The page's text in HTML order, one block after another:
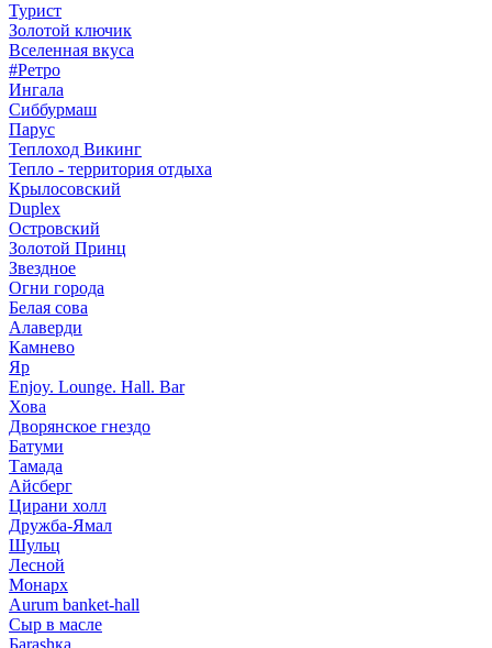
Турист
Золотой ключик
Вселенная вкуса
#Ретро
Ингала
Сиббурмаш
Парус
Теплоход Викинг
Тепло - территория отдыха
Крылосовский
Duplex
Островский
Золотой Принц
Звездное
Огни города
Белая сова
Алаверди
Камнево
Яр
Enjoy. Lounge. Hall. Bar
Хова
Дворянское гнездо
Батуми
Тамада
Айсберг
Цирани холл
Дружба-Ямал
Шульц
Лесной
Монарх
Aurum banket-hall
Сыр в масле
Баrаshка